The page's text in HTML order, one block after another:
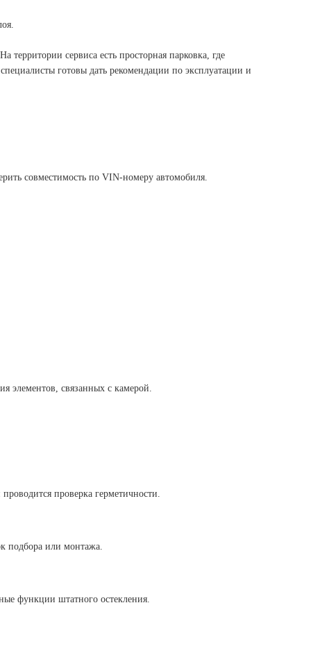
территории сервиса есть просторная парковка, где
готовы дать рекомендации по эксплуатации и
совместимость по VIN-номеру автомобиля.
элементов, связанных с камерой.
проверка герметичности.
подбора или монтажа.
функции штатного остекления.